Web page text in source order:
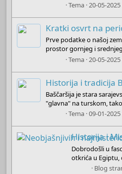
Tema 20-05-2025
Kratki osvrt na
Prve podatke o našoj
prostor gornjeg i
Tema 20-05-2025
Historija i tradicija
Baščaršija je stara
"glavna" na turskom,
Tema 09-01-2025
Historija i
Dobrodošli u
otkrića u Egiptu,
Blog